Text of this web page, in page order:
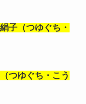
子（つゆぐち・
つゆぐち・こう